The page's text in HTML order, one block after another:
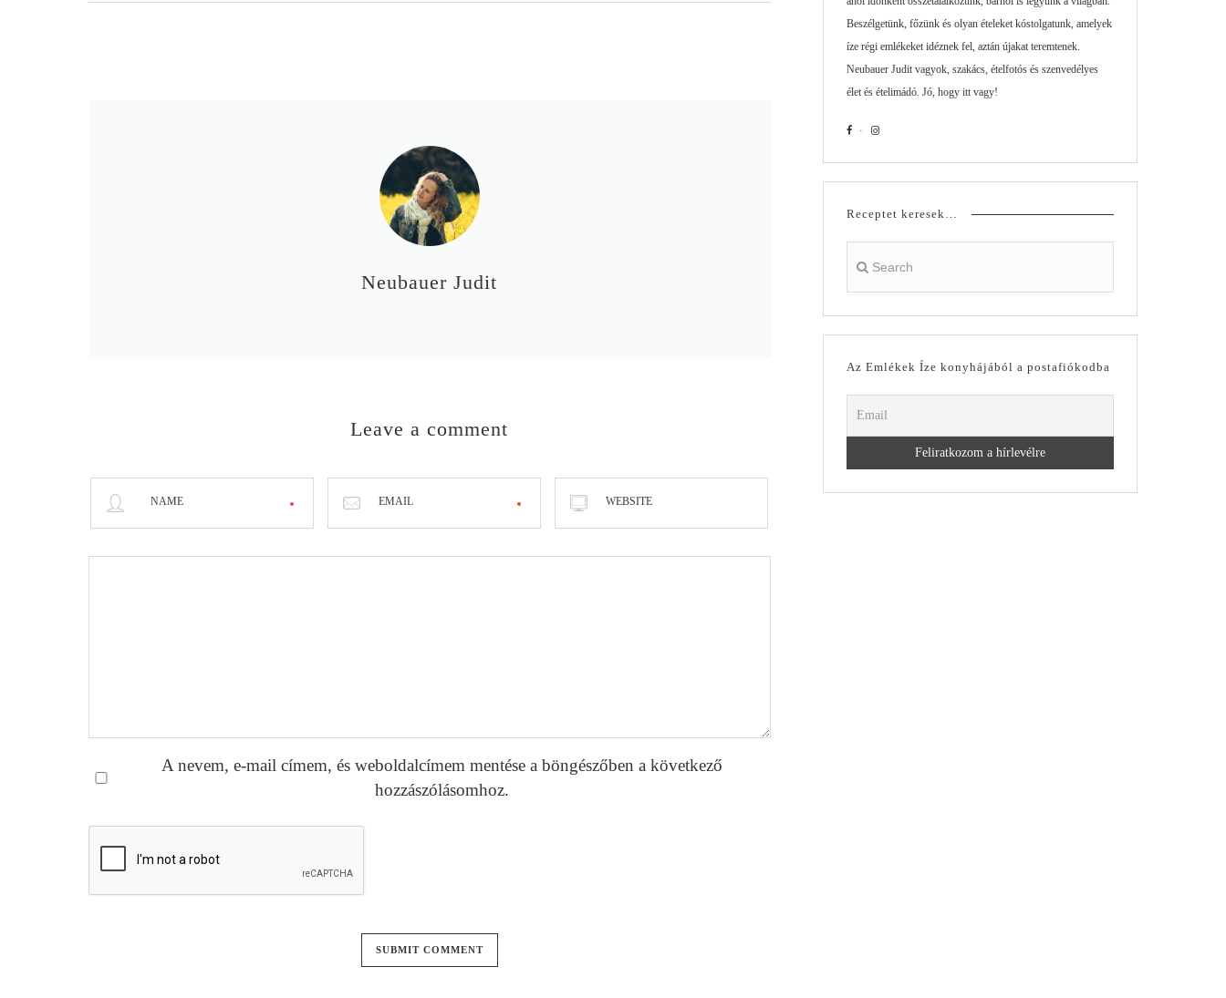
Neubauer Judit
Leave a comment
NAME EMAIL WEBSITE
A nevem, e-mail címem, és weboldalcímem mentése a böngészőben a következő
hozzászólásomhoz.
Beszélgetünk, főzünk és olyan ételeket kóstolgatunk, amelyek
íze régi emlékeket idéznek fel, aztán újakat teremtenek.
Neubauer Judit vagyok, szakács, ételfotós és szenvedélyes
élet és ételimádó. Jó, hogy itt vagy!
Receptet keresek…
Az Emlékek Íze konyhájából a postafiókodba